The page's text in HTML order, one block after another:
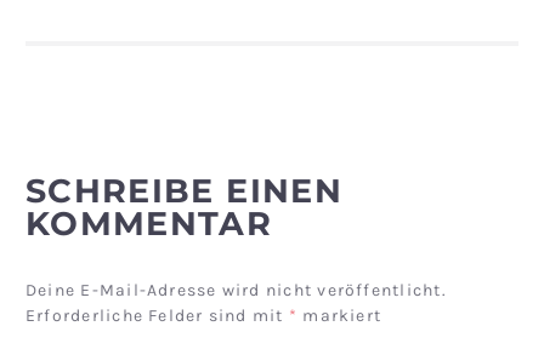
SCHREIBE EINEN
KOMMENTAR
Deine E-Mail-Adresse wird nicht veröffentlicht.
Erforderliche Felder sind mit * markiert